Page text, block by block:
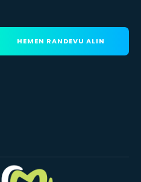
HEMEN RANDEVU ALIN